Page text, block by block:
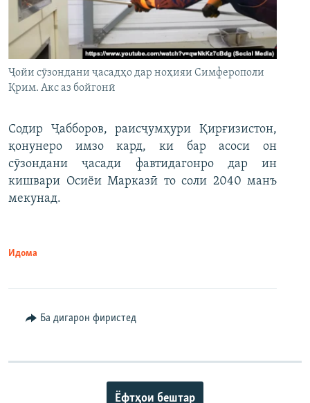
Ҷойи сӯзондани ҷасадҳо дар ноҳияи Симферополи
Қрим. Акс аз бойгонӣ
Содир Ҷабборов, раисҷумҳури Қирғизистон,
қонунеро имзо кард, ки бар асоси он
сӯзондани ҷасади фавтидагонро дар ин
кишвари Осиёи Марказӣ то соли 2040 манъ
мекунад.
Идома
Ба дигарон фиристед
Ёфтҳои бештар